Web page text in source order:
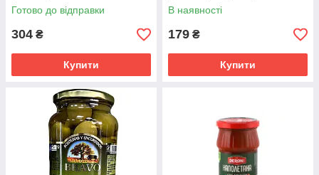
Готово до відправки
304 ₴
Купити
В наявності
179 ₴
Купити